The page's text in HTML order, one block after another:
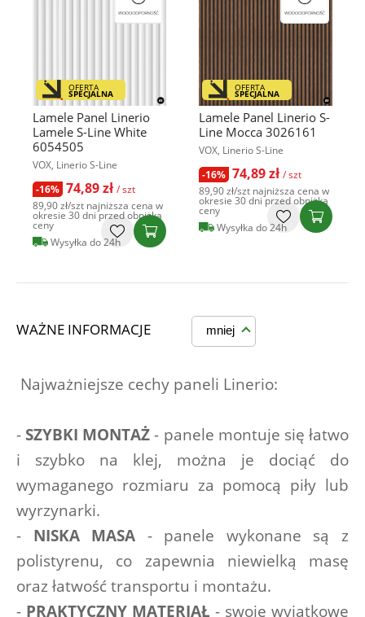
OFERTA
SPECJALNA
Lamele Panel Linerio
Lamele S-Line White
6054505
VOX, Linerio S-Line
-16% 74,89 zł / szt
89,90 zł/szt najniższa cena w
okresie 30 dni przed obniżką
ceny
Wysyłka do 24h
OFERTA
SPECJALNA
Lamele Panel Linerio S-
Line Mocca 3026161
VOX, Linerio S-Line
-16% 74,89 zł / szt
89,90 zł/szt najniższa cena w
okresie 30 dni przed obniżką
ceny
Wysyłka do 24h
WAŻNE INFORMACJE mniej
Najważniejsze cechy paneli Linerio:
- SZYBKI MONTAŻ - panele montuje się łatwo
i szybko na klej, można je dociąć do
wymaganego rozmiaru za pomocą piły lub
wyrzynarki.
- NISKA MASA - panele wykonane są z
polistyrenu, co zapewnia niewielką masę
oraz łatwość transportu i montażu.
- PRAKTYCZNY MATERIAŁ - swoje wyjątkowe